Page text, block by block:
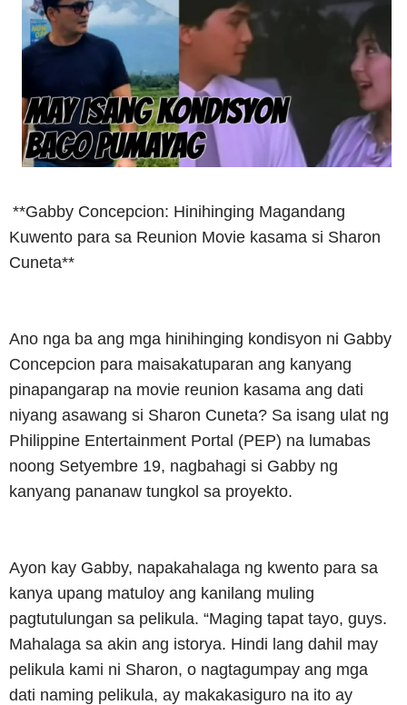
**Gabby Concepcion: Hinihinging Magandang
Kuwento para sa Reunion Movie kasama si Sharon
Cuneta**
Ano nga ba ang mga hinihinging kondisyon ni Gabby
Concepcion para maisakatuparan ang kanyang
pinapangarap na movie reunion kasama ang dati
niyang asawang si Sharon Cuneta? Sa isang ulat ng
Philippine Entertainment Portal (PEP) na lumabas
noong Setyembre 19, nagbahagi si Gabby ng
kanyang pananaw tungkol sa proyekto.
Ayon kay Gabby, napakahalaga ng kwento para sa
kanya upang matuloy ang kanilang muling
pagtutulungan sa pelikula. “Maging tapat tayo, guys.
Mahalaga sa akin ang istorya. Hindi lang dahil may
pelikula kami ni Sharon, o nagtagumpay ang mga
dati naming pelikula, ay makakasiguro na ito ay